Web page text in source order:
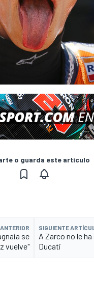
o guarda este artículo
se
vuelve"
SIGUIENTE
A Zarco no le
Ducati